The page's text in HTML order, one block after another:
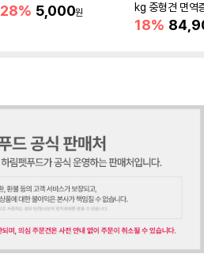
28% 5,000원
kg 중형견 면역
18%